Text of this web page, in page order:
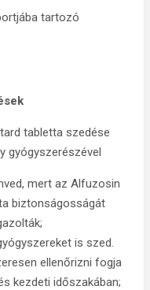
tartozó
tabletta szedése
gyógyszerészével
mert az Alfuzosin
biztonságosságát
is szed.
ellenőrizni fogja
kezdeti időszakában;